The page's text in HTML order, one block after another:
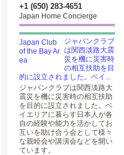
+1 (650) 283-4651
Japan Home Concierge
ジャパンクラブ
は関西淡路大震
災を機に災害時
の相互扶助を目
的に設立されました。ベイ...
ジャパンクラブは関西淡路大
震災を機に災害時の相互扶助
を目的に設立されました。ベ
イエリアに暮らす日本人が各
自の経験や能力を活かしてお
互いを助け合う会として様々
な親睦会や講演会などを開い
ています。